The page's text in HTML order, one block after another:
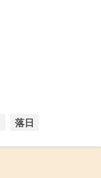
落日